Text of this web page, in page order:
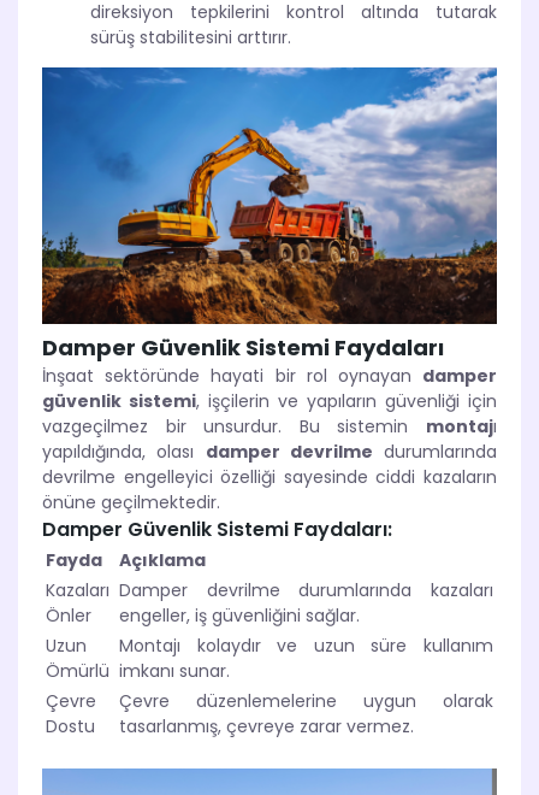
direksiyon tepkilerini kontrol altında tutarak
sürüş stabilitesini arttırır.
Damper Güvenlik Sistemi Faydaları
İnşaat sektöründe hayati bir rol oynayan damper
güvenlik sistemi, işçilerin ve yapıların güvenliği için
vazgeçilmez bir unsurdur. Bu sistemin montajı
yapıldığında, olası damper devrilme durumlarında
devrilme engelleyici özelliği sayesinde ciddi kazaların
önüne geçilmektedir.
Damper Güvenlik Sistemi Faydaları:
Fayda
Açıklama
Kazaları
Önler
Damper devrilme durumlarında kazaları
engeller, iş güvenliğini sağlar.
Uzun
Ömürlü
Montajı kolaydır ve uzun süre kullanım
imkanı sunar.
Çevre
Dostu
Çevre düzenlemelerine uygun olarak
tasarlanmış, çevreye zarar vermez.